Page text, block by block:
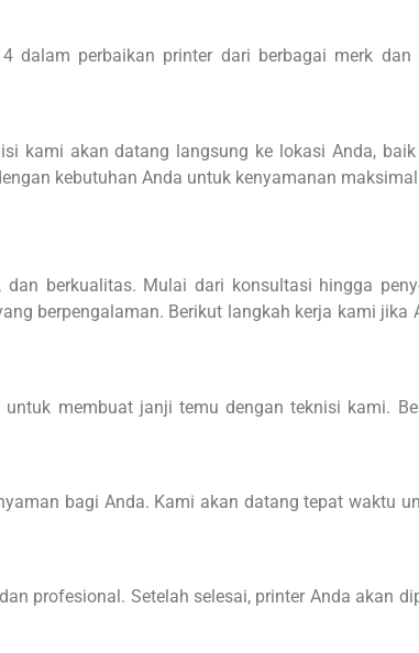
perbaikan printer dari berbagai merk dan
kami akan datang langsung ke lokasi Anda,
kebutuhan Anda untuk kenyamanan
berkualitas. Mulai dari konsultasi hingga
berpengalaman. Berikut langkah kerja kami jika
membuat janji temu dengan teknisi kami.
bagi Anda. Kami akan datang tepat waktu
profesional. Setelah selesai, printer Anda akan